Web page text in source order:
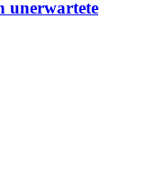
unerwartete